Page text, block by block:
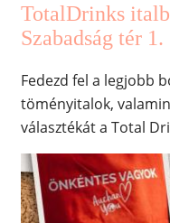
TotalDrinks
Szabadság tér 1.
Fedezd fel a legjobb
töményitalok,
választékát a Total